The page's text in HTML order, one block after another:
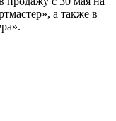
а также в